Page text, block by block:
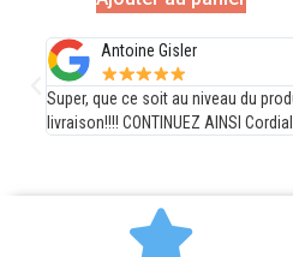
Steph V
société sérieuse, livraison
Je conseille.